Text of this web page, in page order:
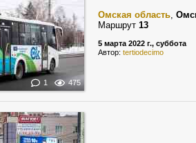
1 475
Омская область,
Маршрут 13
5 марта 2022 г., суббота
Автор: tertiodecimo